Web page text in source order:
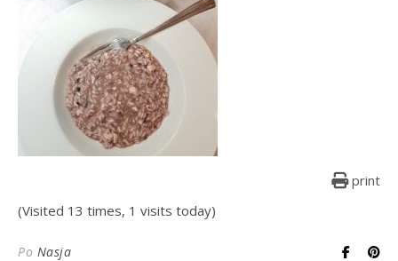
print
(Visited 13 times, 1 visits today)
Po Nasja